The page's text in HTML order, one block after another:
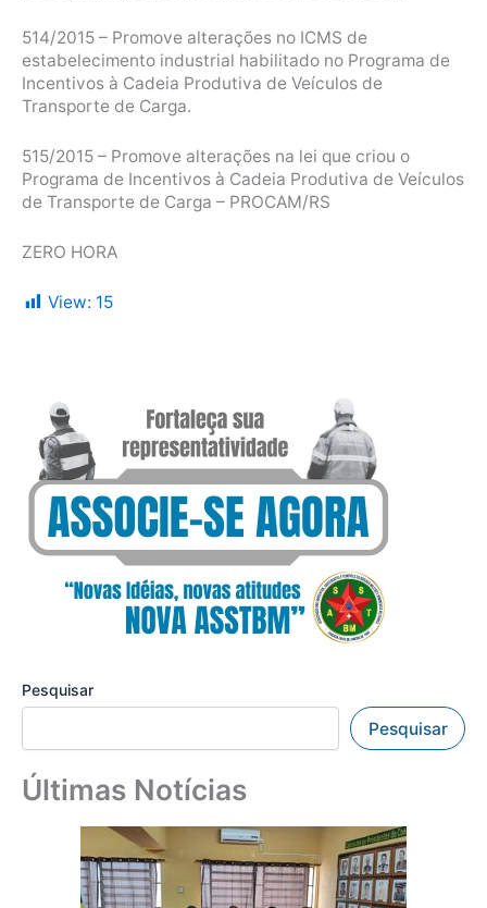
514/2015 – Promove alterações no ICMS de
estabelecimento industrial habilitado no Programa de
Incentivos à Cadeia Produtiva de Veículos de
Transporte de Carga.
515/2015 – Promove alterações na lei que criou o
Programa de Incentivos à Cadeia Produtiva de Veículos
de Transporte de Carga – PROCAM/RS
ZERO HORA
View: 15
Pesquisar
Pesquisar
Últimas Notícias